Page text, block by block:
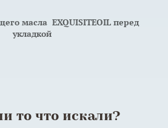
масла EXQUISITEOIL перед
укладкой
то что искали?